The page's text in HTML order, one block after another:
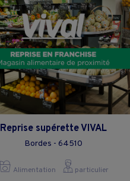
Reprise supérette VIVAL
Bordes - 64510
Alimentation particulier